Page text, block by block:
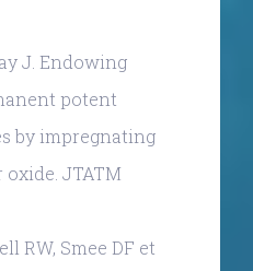
J. Endowing
potent
by impregnating
JTATM
RW, Smee DF et